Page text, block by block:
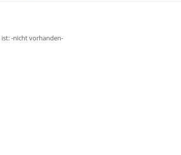
ist: -nicht vorhanden-